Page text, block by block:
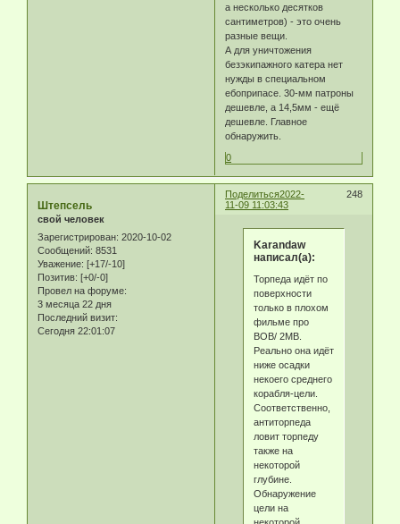
а несколько десятков
сантиметров) - это очень
разные вещи.
А для уничтожения
безэкипажного катера нет
нужды в специальном
ебоприпасе. 30-мм патроны
дешевле, а 14,5мм - ещё
дешевле. Главное
обнаружить.
0
Поделиться 248
2022-
11-09 11:03:43
Штепсель
свой человек
Зарегистрирован: 2020-10-02
Сообщений: 8531
Уважение: [+17/-10]
Позитив: [+0/-0]
Провел на форуме:
3 месяца 22 дня
Последний визит:
Сегодня 22:01:07
Karandaw
написал(а):
Торпеда идёт по
поверхности
только в плохом
фильме про
ВОВ/ 2МВ.
Реально она идёт
ниже осадки
некоего среднего
корабля-цели.
Соответственно,
антиторпеда
ловит торпеду
также на
некоторой
глубине.
Обнаружение
цели на